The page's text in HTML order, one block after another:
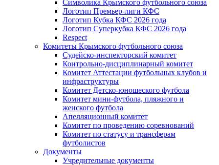
Символика Крымского футбольного союза
Логотип Премьер-лиги КФС
Логотип Кубка КФС 2026 года
Логотип Суперкубка КФС 2026 года
Respect
Комитеты Крымского футбольного союза
Судейско-инспекторский комитет
Контрольно-дисциплинарный комитет
Комитет Аттестации футбольных клубов и
инфраструктуры
Комитет Детско-юношеского футбола
Комитет мини-футбола, пляжного и
женского футбола
Апелляционный комитет
Комитет по проведению соревнований
Комитет по статусу и трансферам
футболистов
Документы
Учредительные документы